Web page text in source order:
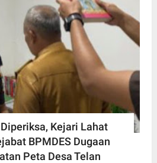
Kejari Lahat
BPMDES Dugaan
Peta Desa Telan